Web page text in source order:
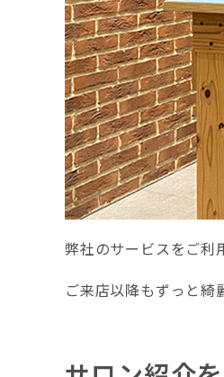
弊社のサービスをご利
ご来店以降もずっと綺